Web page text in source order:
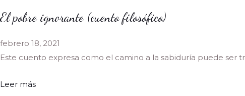
El pobre ignorante (cuento filosófico)
febrero 18, 2021
Este cuento expresa como el camino a la sabiduría puede ser
Leer más